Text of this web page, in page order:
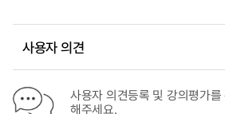
사용자 의견
사용자 의견등록 및 강의평가
해주세요.